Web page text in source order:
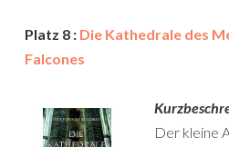
Platz 8 : Die Kathedrale des
Falcones
Der kleine